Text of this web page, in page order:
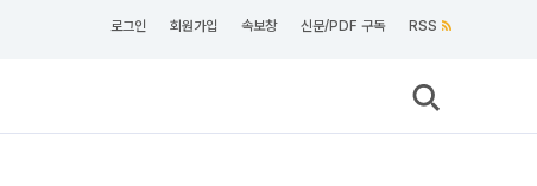
로그인 회원가입 속보창 신문/PDF 구독 RSS